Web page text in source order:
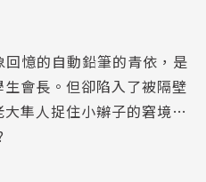
憶的自動鉛筆的青依，是
會長。但卻陷入了被隔壁
隼人捉住小辮子的窘境…